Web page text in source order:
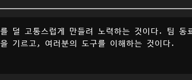
를 덜 고통스럽게 만들려 노력하는 것이다. 팀
기르고, 여러분의 도구를 이해하는 것이다.